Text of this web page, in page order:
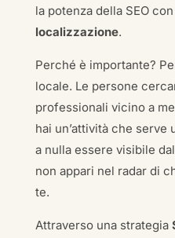
la potenza della SEO
localizzazione.
Perché è importante?
locale. Le persone
professionali vicino a
hai un’attività che
a nulla essere visibile
non appari nel radar di
te.
Attraverso una strategia